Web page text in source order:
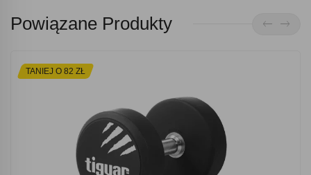
Powiązane Produkty
TANIEJ O 82 ZŁ